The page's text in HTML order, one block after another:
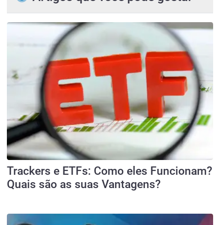
Trackers e ETFs: Como eles Funcionam?
Quais são as suas Vantagens?